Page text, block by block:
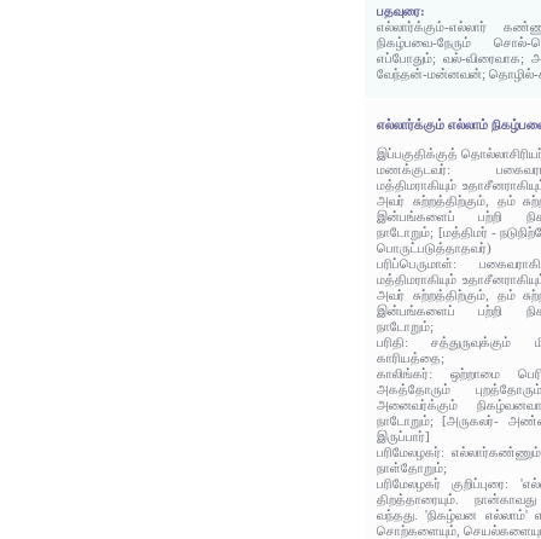
பதவுரை:
எல்லார்க்கும்-எல்லார்
நிகழ்பவை-நேரும்
எப்போதும்; வல்-விரைவாக;
வேந்தன்-மன்னவன்; தொழில்-
எல்லார்க்கும் எல்லாம்
இப்பகுதிக்குத்
மணக்குடவர்:
மத்திமராகியும்
அவர் சுற்றத்திற்கும், தம்
இன்பங்களைப் பற்றி
நாடோறும்; [மத்திமர் -
பொருட்படுத்தாதவர்)
பரிப்பெருமாள்:
மத்திமராகியும்
அவர் சுற்றத்திற்கும், தம்
இன்பங்களைப் பற்றி
நாடோறும்;
பரிதி: சத்துருவுக்கும்
காரியத்தை;
காலிங்கர்: ஒற்றாமை
அகத்தோரும்
அனைவர்க்கும்
நாடோறும்; [அருகலர்-
இருப்பார்]
பரிமேலழகர்:
நாள்தோறும்;
பரிமேலழகர் குறிப்புரை:
திறத்தாரையும்.
வந்தது. 'நிகழ்வன எல்லாம்'
சொற்களையும்,